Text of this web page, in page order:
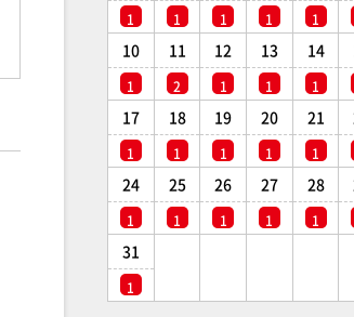
1 1 1 1 1
10
1
11
2
12
1
13
1
14
1
17
1
18
1
19
1
20
1
21
1
24
1
25
1
26
1
27
1
28
1
31
1